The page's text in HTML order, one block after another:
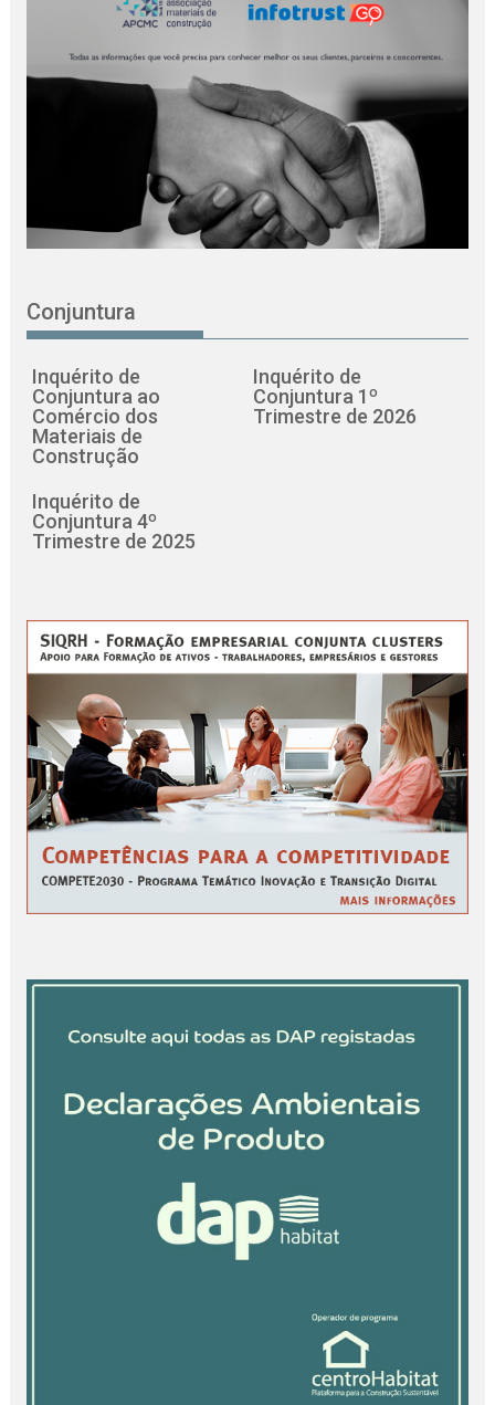
Conjuntura
Inquérito de
Conjuntura ao
Comércio dos
Materiais de
Construção
Inquérito de
Conjuntura 1º
Trimestre de 2026
Inquérito de
Conjuntura 4º
Trimestre de 2025